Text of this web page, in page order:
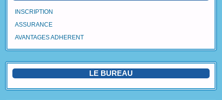
Avantages Adhérent
Contact
Blog
INSCRIPTION
ASSURANCE
AVANTAGES ADHERENT
LE BUREAU